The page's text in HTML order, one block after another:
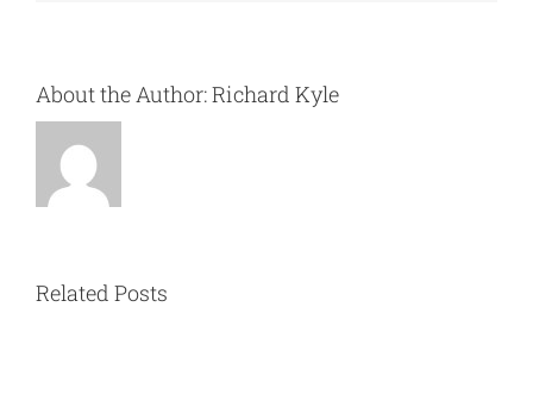
About the Author:Richard Kyle
Related Posts